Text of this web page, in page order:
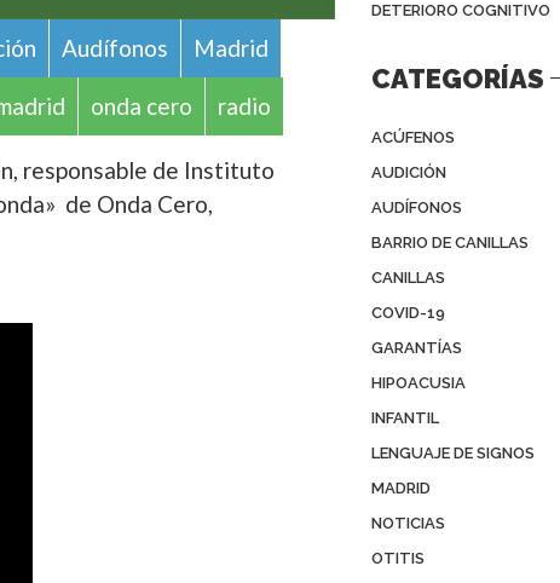
Audífonos Madrid
onda cero radio
responsable de Instituto
de Onda Cero,
DETERIORO COGNITIVO
CATEGORÍAS
ACÚFENOS
AUDICIÓN
AUDÍFONOS
BARRIO DE CANILLAS
CANILLAS
COVID-19
GARANTÍAS
HIPOACUSIA
INFANTIL
LENGUAJE DE SIGNOS
MADRID
NOTICIAS
OTITIS